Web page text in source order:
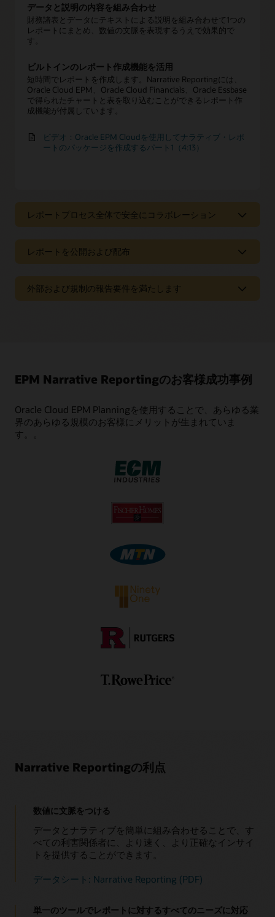
データと説明の内容を組み合わせ
財務諸表とデータにテキストによる説明を組み合わせて1つの
レポートにまとめ、数値の文脈を表現するうえで効果的で
す。
ビルトインのレポート作成機能を活用
短時間でレポートを作成します。Narrative Reportingには、
Oracle Cloud EPM、Oracle Cloud Financials、Oracle Essbase
で得られたチャートと表を取り込むことができるレポート作
成機能が付属しています。
ビデオ：Oracle EPM Cloudを使用してナラティブ・レポ
ートのパッケージを作成するパート1（4:13）
レポートプロセス全体で安全にコラボレーション
ーション
み、入手可能な範囲で最も正確な情報を提供します。各ユー
ス権限が同じ複数のユーザーは、該当のレポートの内容につ
プロセスの正常な進捗を図る
ータスを監視します。完全な監査証跡によるレポートの作成
を通じ、変更と貢献に対する可視性を実現します。
以前のレポートを再確認し、共通のコンテンツを適宜再利用
して、共通の日付、テキスト、およびデータの一元メンテナ
ビデオ：Oracle EPM Cloudを使用してナラティブ・レポ
ビデオ：Oracle Smart Viewでのレポート・パッケージ・
ドックレットの作成と承認（3:56）
レポートを公開および配布
レポート・ブックを作成
容を送信します。レポートバーストを使用して、最終版のレ
ポートを配布します。
どこからでもレポートにアクセス
モバイル、Web、またはMicrosoft Officeを通じてレポートに
ビデオ：Oracle Smart Viewでレポート・パッケージの内
容を確認する（1:34）
外部および規制の報告要件を満たします
税務規制当局向けに国別レポート（CbCr）を作成する
国の規制当局の要求に応じて、XML形式のレポートをナラテ
XBRLベースのレポート義務を満たす
ビデオ：Oracle Smart Viewでのレポート・パッケージ・
ドックレットの作成と承認（3:41）
EPM Narrative Reportingのお客様成功事例
Oracle Cloud EPM Planningを使用することで、あらゆる業
界のあらゆる規模のお客様にメリットが生まれていま
す。。
Narrative Reportingの利点
数値に文脈をつける
データとナラティブを簡単に組み合わせることで、す
べての利害関係者に、より速く、より正確なインサイ
トを提供することができます。
データシート: Narrative Reporting (PDF)
単一のツールでレポートに対するすべてのニーズに対応